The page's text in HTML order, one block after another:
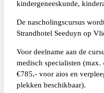
kindergeneeskunde,
De nascholingscursus
Strandhotel Seeduyn op
Voor deelname aan de
medisch specialisten
€785,- voor aios en
plekken beschikbaar).